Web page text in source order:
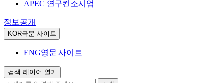
APEC 연구컨소시엄
정보공개
KOR국문 사이트
ENG영문 사이트
검색 레이어 열기